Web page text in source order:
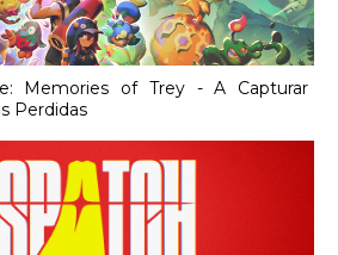
Memories of Trey - A Capturar
Perdidas